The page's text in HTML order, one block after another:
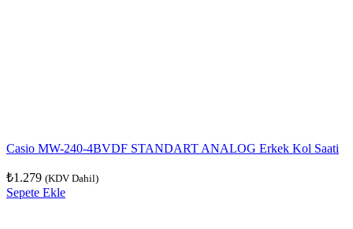
Casio MW-240-4BVDF STANDART ANALOG Erkek Kol Saati
₺1.279 (KDV Dahil)
Sepete Ekle